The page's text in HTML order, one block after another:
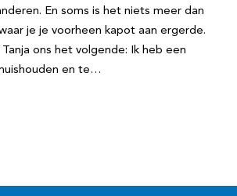
En soms is het niets meer dan
je je voorheen kapot aan ergerde.
ons het volgende: Ik heb een
en te…